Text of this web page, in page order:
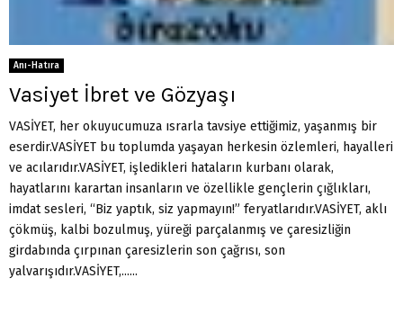
Anı-Hatıra
Vasiyet İbret ve Gözyaşı
VASİYET, her okuyucumuza ısrarla tavsiye ettiğimiz, yaşanmış bir
eserdir.VASİYET bu toplumda yaşayan herkesin özlemleri, hayalleri
ve acılarıdır.VASİYET, işledikleri hataların kurbanı olarak,
hayatlarını karartan insanların ve özellikle gençlerin çığlıkları,
imdat sesleri, “Biz yaptık, siz yapmayın!” feryatlarıdır.VASİYET, aklı
çökmüş, kalbi bozulmuş, yüreği parçalanmış ve çaresizliğin
girdabında çırpınan çaresizlerin son çağrısı, son
yalvarışıdır.VASİYET,......